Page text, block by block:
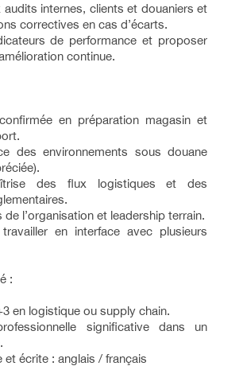
audits internes, clients et douaniers et
correctives en cas d’écarts.
de performance et proposer
continue.
en préparation magasin et
des environnements sous douane
des flux logistiques et des
de l’organisation et leadership terrain.
en interface avec plusieurs
:
en logistique ou supply chain.
significative dans un
et écrite : anglais / français